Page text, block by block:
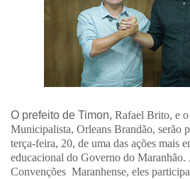
O prefeito de Timon, Rafael Brito, e
Municipalista, Orleans Brandão, serão
terça-feira, 20, de uma das ações mais
educacional do Governo do Maranhão.
Convenções Maranhense, eles